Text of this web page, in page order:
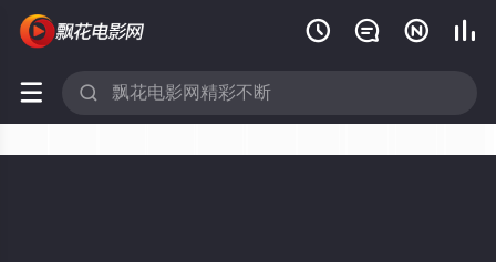
   
 